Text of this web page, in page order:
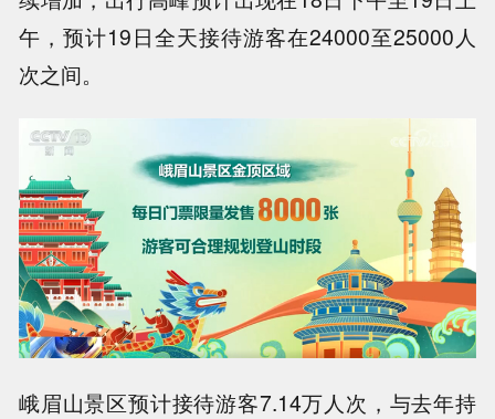
午，预计19日全天接待游客在24000至25000人
次之间。
峨眉山景区预计接待游客7.14万人次，与去年持